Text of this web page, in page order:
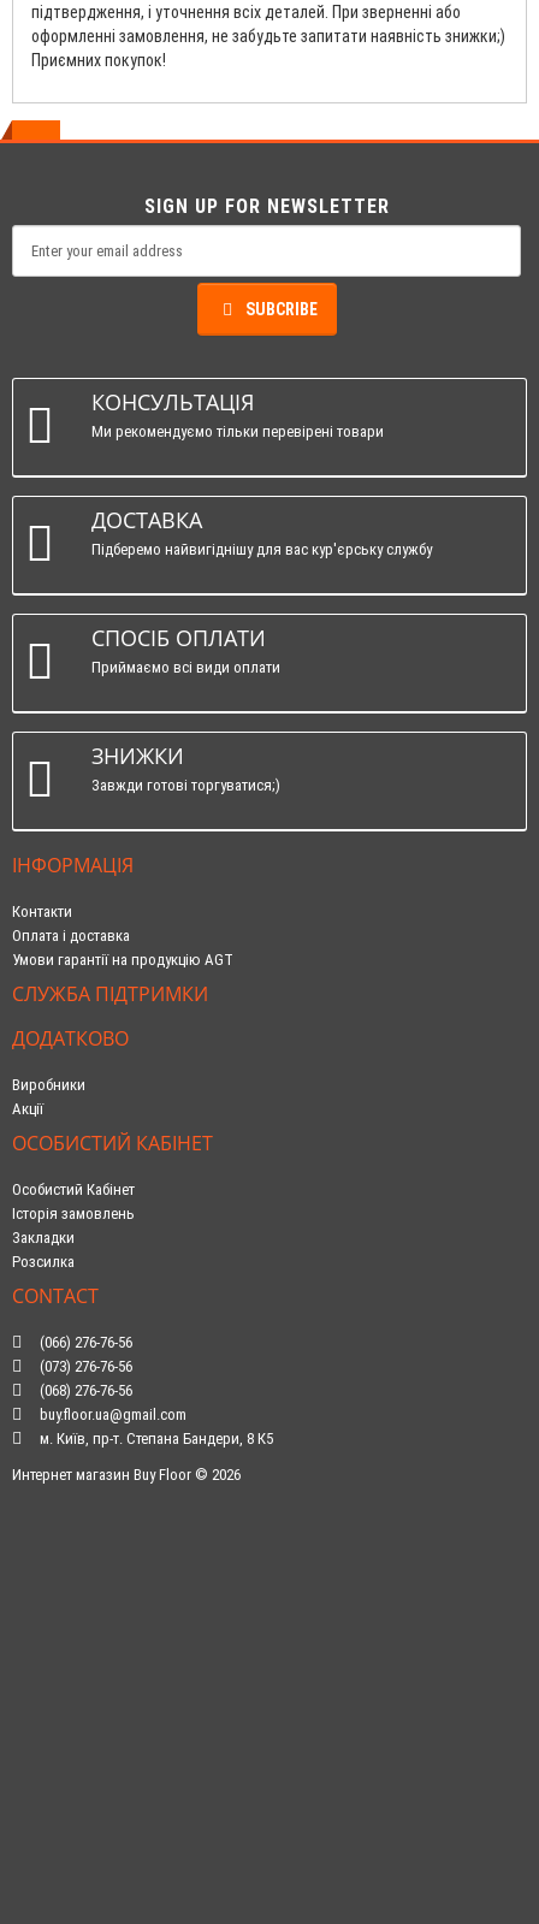
підтвердження, і уточнення всіх деталей. При зверненні або
оформленні замовлення, не забудьте запитати наявність знижки;)
Приємних покупок!
SIGN UP FOR NEWSLETTER
SUBCRIBE
КОНСУЛЬТАЦІЯ
Ми рекомендуємо тільки перевірені товари
ДОСТАВКА
Підберемо найвигіднішу для вас кур'єрську службу
СПОСІБ ОПЛАТИ
Приймаємо всі види оплати
ЗНИЖКИ
Завжди готові торгуватися;)
ІНФОРМАЦІЯ
Контакти
Оплата і доставка
Умови гарантії на продукцію AGT
СЛУЖБА ПІДТРИМКИ
ДОДАТКОВО
Виробники
Акції
ОСОБИСТИЙ КАБІНЕТ
Особистий Кабінет
Історія замовлень
Закладки
Розсилка
CONTACT
(066) 276-76-56
(073) 276-76-56
(068) 276-76-56
buy.floor.ua@gmail.com
м. Київ, пр-т. Степана Бандери, 8 К5
Интернет магазин Buy Floor © 2026